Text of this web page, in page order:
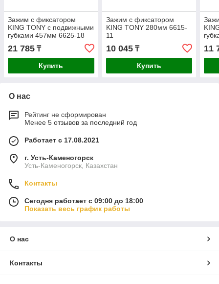
Зажим с фиксатором
KING TONY с подвижными
губками 457мм 6625-18
21 785 ₸
Купить
Зажим с фиксатором
KING TONY 280мм 6615-
11
10 045₸
Купить
11
О нас
Рейтинг не сформирован
Менее 5 отзывов за последний год
Работает с 17.08.2021
г. Усть-Каменогорск
Усть-Каменогорск, Казахстан
Контакты
Сегодня работает с 09:00 до 18:00
Показать весь график работы
О нас
Контакты